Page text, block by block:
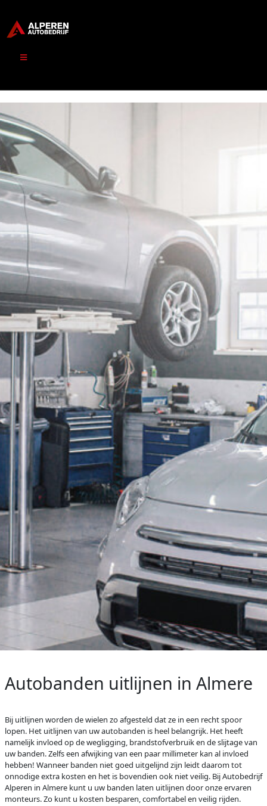
Autobanden uitlijnen in Almere
Bij uitlijnen worden de wielen zo afgesteld dat ze in een recht spoor
lopen. Het uitlijnen van uw autobanden is heel belangrijk. Het heeft
namelijk invloed op de wegligging, brandstofverbruik en de slijtage van
uw banden. Zelfs een afwijking van een paar millimeter kan al invloed
hebben! Wanneer banden niet goed uitgelijnd zijn leidt daarom tot
onnodige extra kosten en het is bovendien ook niet veilig. Bij Autobedrijf
Alperen in Almere kunt u uw banden laten uitlijnen door onze ervaren
monteurs. Zo kunt u kosten besparen, comfortabel en veilig rijden.